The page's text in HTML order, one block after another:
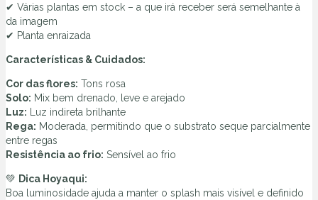
✔ Várias plantas em stock – a que irá receber será semelhante à
da imagem
✔ Planta enraizada
Características & Cuidados:
Cor das flores: Tons rosa
Solo: Mix bem drenado, leve e arejado
Luz: Luz indireta brilhante
Rega: Moderada, permitindo que o substrato seque parcialmente
entre regas
Resistência ao frio: Sensível ao frio
💚 Dica Hoyaqui:
Boa luminosidade ajuda a manter o splash mais visível e definido